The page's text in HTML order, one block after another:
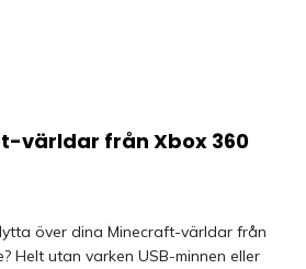
världar från Xbox 360
över dina Minecraft-världar från
Helt utan varken USB-minnen eller